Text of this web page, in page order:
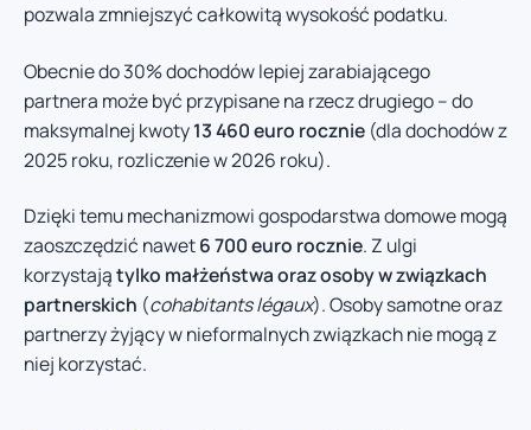
pozwala zmniejszyć całkowitą wysokość podatku.
Obecnie do 30% dochodów lepiej zarabiającego
partnera może być przypisane na rzecz drugiego – do
maksymalnej kwoty13 460 euro rocznie (dla dochodów z
2025 roku, rozliczenie w 2026 roku).
Dzięki temu mechanizmowi gospodarstwa domowe mogą
zaoszczędzić nawet6 700 euro rocznie. Z ulgi
korzystajątylko małżeństwa oraz osoby w związkach
partnerskich (cohabitants légaux). Osoby samotne oraz
partnerzy żyjący w nieformalnych związkach nie mogą z
niej korzystać.